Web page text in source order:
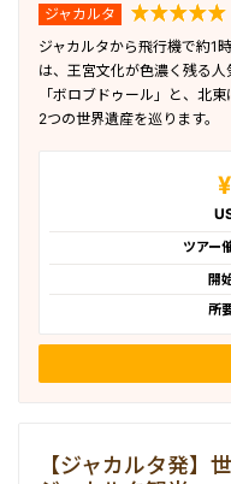
ジャカルタ
ジャカルタから飛行機で約1
は、王宮文化が色濃く残る
「ボロブドゥール」と、北
2つの世界遺産を巡ります。
ツアー
開
所
【ジャカルタ発】